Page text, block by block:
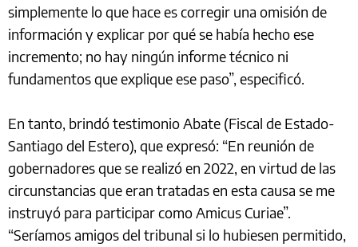
simplemente lo que hace es corregir una omisión de
información y explicar por qué se había hecho ese
incremento; no hay ningún informe técnico ni
fundamentos que explique ese paso”, especificó.
En tanto, brindó testimonio Abate (Fiscal de Estado-
Santiago del Estero), que expresó: “En reunión de
gobernadores que se realizó en 2022, en virtud de las
circunstancias que eran tratadas en esta causa se me
instruyó para participar como Amicus Curiae”.
“Seríamos amigos del tribunal si lo hubiesen permitido,